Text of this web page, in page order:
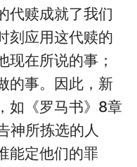
代赎成就了我们
刻应用这代赎的
现在所说的事；
的事。因此，新
如《罗马书》8章
神所拣选的人
能定他们的罪